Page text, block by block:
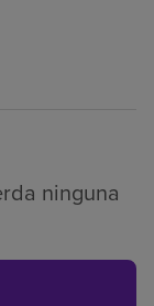
ninguna